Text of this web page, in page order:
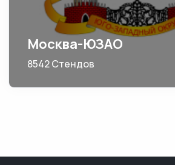
Москва-ЮЗАО
8542 Стендов